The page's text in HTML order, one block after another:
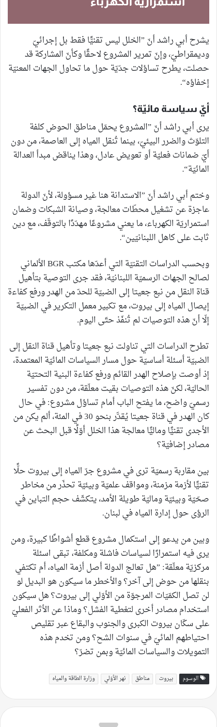
يشرح أبي راشد أنّ ”الخلل ليس تقنيًّا فقط بل إجرائيّ
وديمقراطيّ، وإنّ تمرير المشروع لاحقًا وكأنّ المشاركة قد
حصلت، يطرح تساؤلات جدّيّة حول ما تحاول الجهات المعنيّة
إخفاؤه“.
أيّ سياسة مائيّة؟
يرى أبي راشد أنّ ”المشروع يحمّل مناطق الحوض كلفة
التلوّث والضرر البيئيّ، بينما تُنقل المياه إلى العاصمة، من دون
أيّ ضمانات فعليّة أو تعويض عادل، وهذا يناقض مبدأ العدالة
المائيّة“.
وختم أبي راشد أنّ ”الاستدانة هنا غير مسؤولة، لأنّ الدولة
عاجزة عن تشغيل محطّات معالجة، وصيانة الشبكات وضمان
استمراريّة الكهرباء، ما يعني مشروعًا مهدّدًا بالتوقّف، مع دين
ثابت على كاهل اللبنانيّين“.
وبحسب الدراسات التقنيّة التي أعدّها مكتب BGR الألماني
لصالح الجهات الرسميّة اللبنانيّة، فقد جرى التوصية بتأهيل
قناة النقل من نبع جعيتا إلى الضبيّة للحدّ من الهدر ورفع كفاءة
إيصال المياه إلى بيروت، مع تكبير معمل التكرير في الضبيّة
إلّا أنّ هذه التوصيات لم تُنفّذ حتّى اليوم.
تطرح الدراسات التي تناولت نبع جعيتا وتأهيل قناة النقل إلى
الضبيّة أسئلة أساسيّة حول مسار السياسات المائيّة المعتمدة،
إذ أوصت بإصلاح الهدر القائم ورفع كفاءة البنية التحتيّة
الحاليّة، لكنّ هذه التوصيات بقيت معلّقة، من دون تفسير
رسميّ واضح، ما يفتح الباب أمام تساؤل مشروع: في حال
كان الهدر في قناة جعيتا يُقدَّر بنحو 30 في المئة، ألم يكن من
الأجدى تقنيًّا وماليًّا معالجة هذا الخلل أوّلًا قبل البحث عن
مصادر إضافيّة؟
بين مقاربة رسميّة ترى في مشروع جرّ المياه إلى بيروت حلًّا
تقنيًّا لأزمة مزمنة، ومواقف علميّة وبيئيّة تحذّر من مخاطر
صحّيّة وبيئيّة وماليّة طويلة الأمد، يتكشّف حجم التباين في
الرؤى حول إدارة المياه في لبنان.
وبين من يدعو إلى استكمال مشروع قطع أشواطًا كبيرة، ومن
يرى فيه استمرارًا لسياسات فاشلة ومكلفة، تبقى اسئلة
مركزيّة معلّقة: ”هل تعالج الدولة أصل أزمة المياه، أم تكتفي
بنقلها من حوض إلى آخر؟ والأخطر ما سيكون هو البديل لو
لن تصل الكمّيّات المرجوّة من الأوّلي إلى بيروت؟ هل سيكون
استخدام مصادر أخرى لتغطية الفشل؟ وماذا عن الأثر الفعليّ
على سكّان بيروت الكبرى والجنوب والبقاع عبر تقليص
احتياطهم المائيّ في سنوات الشح؟ ومن تخدم هذه
التمويلات والسياسات المائيّة وبمن تضرّ؟
الوسوم بيروت مناطق نهر الأوّلي وزارة الطاقة والمياه